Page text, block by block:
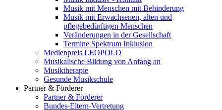
Musik mit Menschen mit Behinderung
Musik mit Erwachsenen, alten und
pflegebedürftigen Menschen
Veränderungen in der Gesellschaft
Termine Spektrum Inklusion
Medienpreis LEOPOLD
Musikalische Bildung von Anfang an
Musiktherapie
Gesunde Musikschule
Partner & Förderer
Partner & Förderer
Bundes-Eltern-Vertretung